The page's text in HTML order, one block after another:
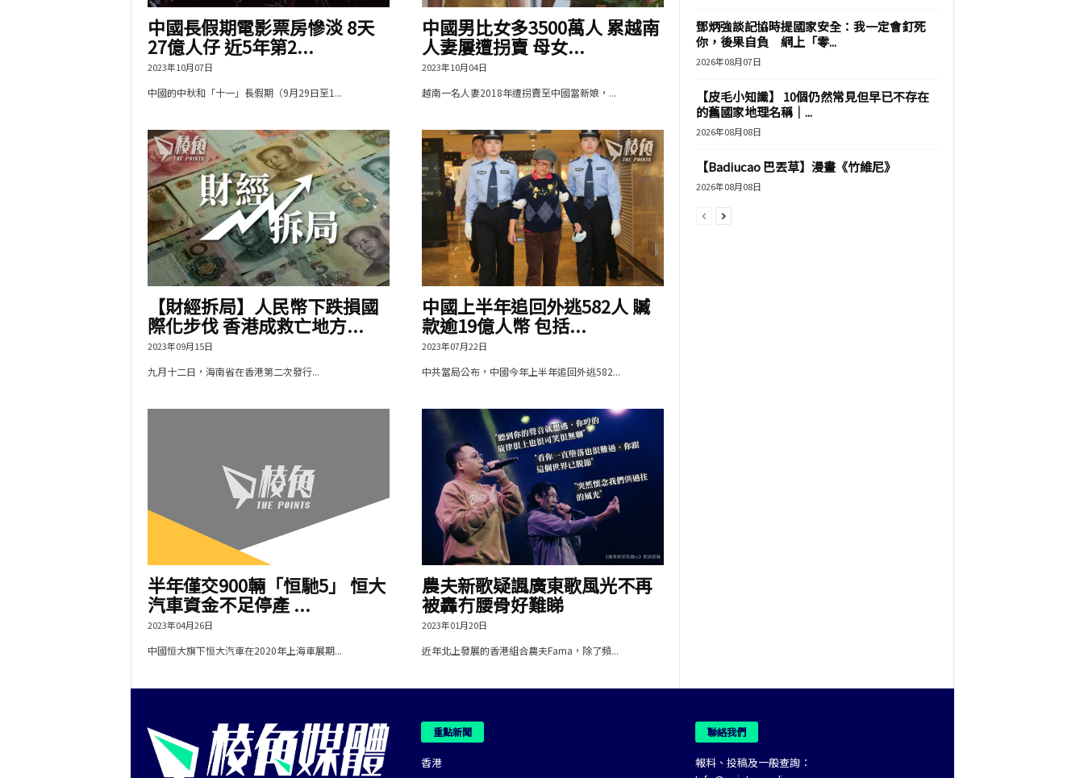
中國長假期電影票房慘淡 8天
27億人仔 近5年第2...
2023年10月07日
中國的中秋和「十一」長假期（9月29日至1...
中國男比女多3500萬人 累越南
人妻屢遭拐賣 母女...
2023年10月04日
越南一名人妻2018年遭拐賣至中國當新娘，...
【財經拆局】人民幣下跌損國
際化步伐 香港成救亡地方...
2023年09月15日
九月十二日，海南省在香港第二次發行...
中國上半年追回外逃582人 贓
款逾19億人幣 包括...
2023年07月22日
中共當局公布，中國今年上半年追回外逃582...
半年僅交900輛「恒馳5」 恒大
汽車資金不足停產 ...
2023年04月26日
中國恒大旗下恒大汽車在2020年上海車展期...
農夫新歌疑諷廣東歌風光不再
被轟冇腰骨好難睇
2023年01月20日
近年北上發展的香港組合農夫Fama，除了頻...
鄧炳強談記協時提國家安全：我一定會釘死
你，後果自負 網上「零...
2026年08月07日
【皮毛小知識】 10個仍然常見但早已不存在
的舊國家地理名稱｜...
2026年08月08日
【Badiucao 巴丟草】漫畫《竹維尼》
2026年08月08日
重點新聞
香港
聯絡我們
報料、投稿及一般查詢：